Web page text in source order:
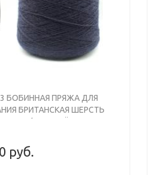
БОБИННАЯ ПРЯЖА ДЛЯ
БРИТАНСКАЯ ШЕРСТЬ
, 930М/100ГР, ТЁМНО-
руб.